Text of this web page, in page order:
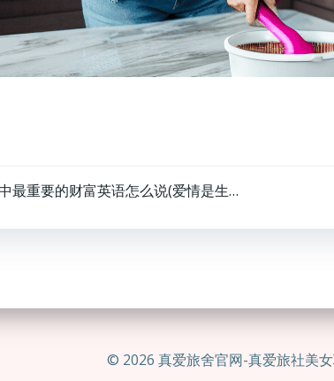
爱情是生命中最重要的财富英语怎么说(爱情是生命中最重要的财富英语)
章
航
© 2026 真爱旅舍官网-真爱旅社美